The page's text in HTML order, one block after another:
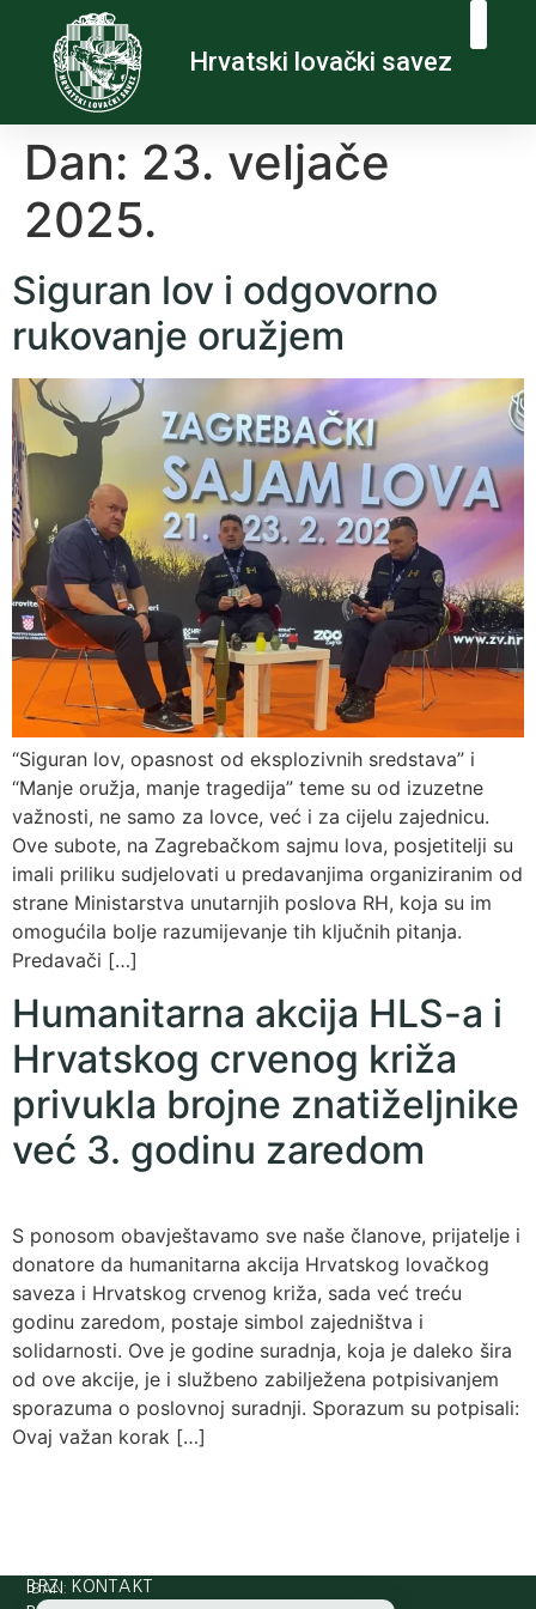
Hrvatski lovački savez
Dan: 23. veljače
2025.
Siguran lov i odgovorno
rukovanje oružjem
“Siguran lov, opasnost od eksplozivnih sredstava” i
“Manje oružja, manje tragedija” teme su od izuzetne
važnosti, ne samo za lovce, već i za cijelu zajednicu.
Ove subote, na Zagrebačkom sajmu lova, posjetitelji su
imali priliku sudjelovati u predavanjima organiziranim od
strane Ministarstva unutarnjih poslova RH, koja su im
omogućila bolje razumijevanje tih ključnih pitanja.
Predavači […]
Humanitarna akcija HLS-a i
Hrvatskog crvenog križa
privukla brojne znatiželjnike
već 3. godinu zaredom
S ponosom obavještavamo sve naše članove, prijatelje i
donatore da humanitarna akcija Hrvatskog lovačkog
saveza i Hrvatskog crvenog križa, sada već treću
godinu zaredom, postaje simbol zajedništva i
solidarnosti. Ove je godine suradnja, koja je daleko šira
od ove akcije, je i službeno zabilježena potpisivanjem
sporazuma o poslovnoj suradnji. Sporazum su potpisali:
Ovaj važan korak […]
IBAN:
BRZI KONTAKT